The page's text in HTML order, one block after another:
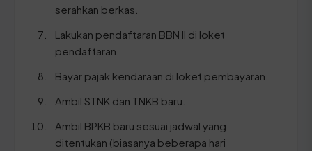
serahkan berkas.
Lakukan pendaftaran BBN II di loket
pendaftaran.
Bayar pajak kendaraan di loket pembayaran.
Ambil STNK dan TNKB baru.
Ambil BPKB baru sesuai jadwal yang
ditentukan (biasanya beberapa hari